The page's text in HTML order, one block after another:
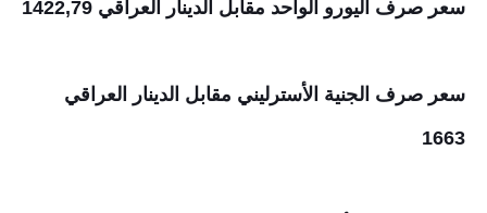
سعر صرف اليورو الواحد مقابل الدينار العراقي 1422,79
سعر صرف الجنية الأسترليني مقابل الدينار العراقي
1663